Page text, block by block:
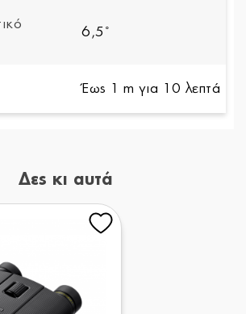
6,5˚
Έως 1 m για 10 λεπτά
Δες κι αυτά